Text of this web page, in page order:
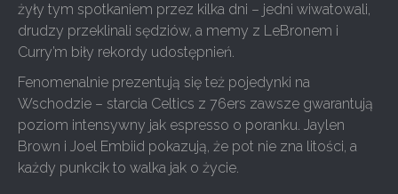
żyły tym spotkaniem przez kilka dni – jedni wiwatowali,
drudzy przeklinali sędziów, a memy z LeBronem i
Curry’m biły rekordy udostępnień.
Fenomenalnie prezentują się też pojedynki na
Wschodzie – starcia Celtics z 76ers zawsze gwarantują
poziom intensywny jak espresso o poranku. Jaylen
Brown i Joel Embiid pokazują, że pot nie zna litości, a
każdy punkcik to walka jak o życie.